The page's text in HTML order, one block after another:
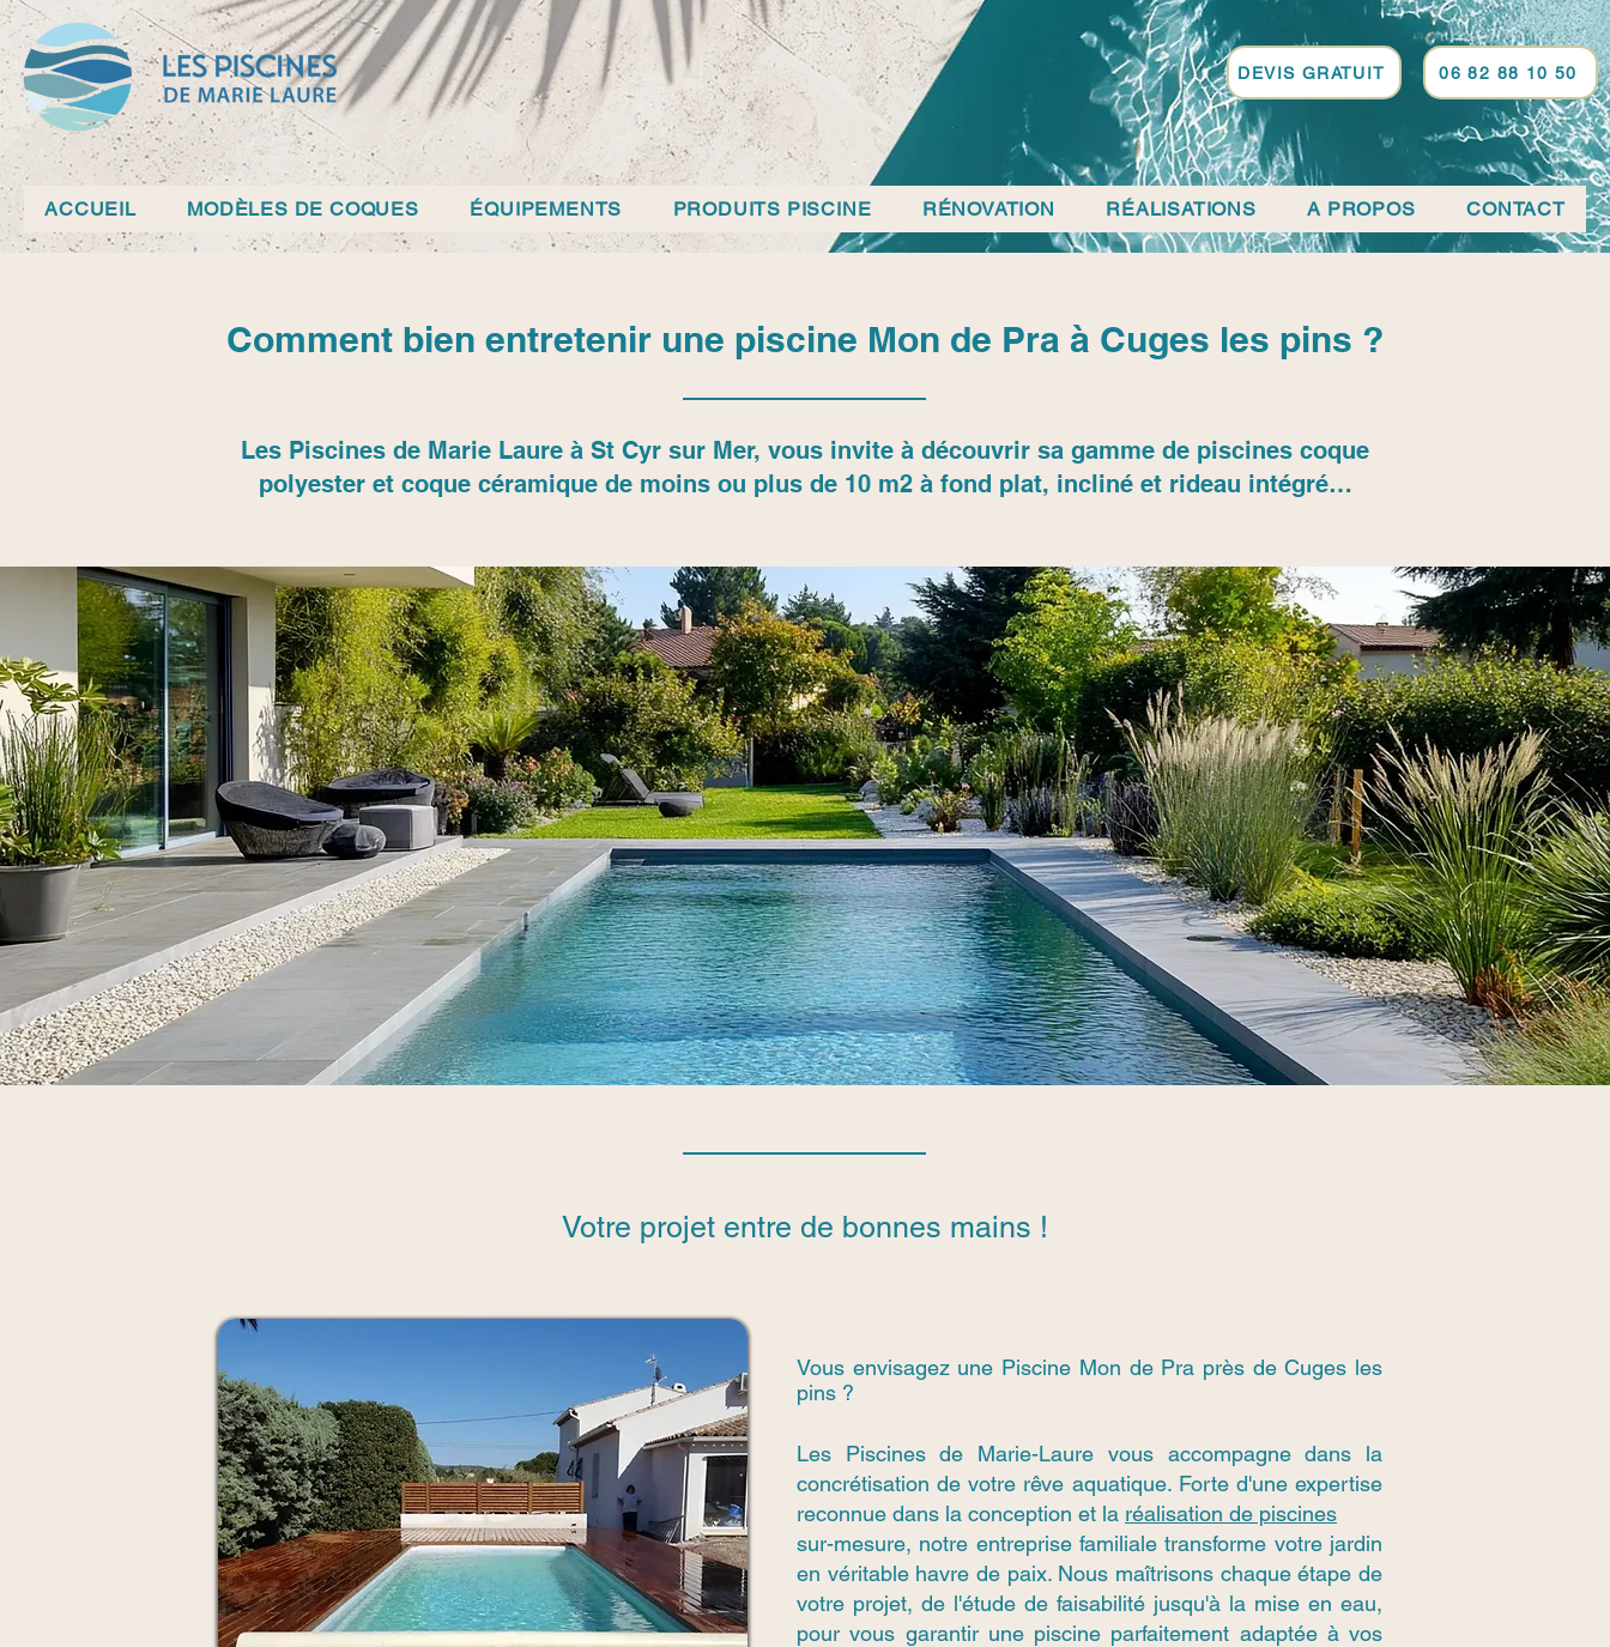
ACCUEIL MODÈLES DE COQUES ÉQUIPEMENTS PRODUITS PISCINE RÉNOVATION RÉALISATIONS A PROPOS CONTACT
DEVIS GRATUIT 06 82 88 10 50
Comment bien entretenir une piscine Mon de Pra à Cuges les pins ?
Les Piscines de Marie Laure à St Cyr sur Mer, vous invite à découvrir sa gamme de piscines coque
polyester et coque céramique de moins ou plus de 10 m2 à fond plat, incliné et rideau intégré…
Votre projet entre de bonnes mains !
Vous envisagez une Piscine Mon de Pra près de Cuges les
pins ?
Les Piscines de Marie-Laure vous accompagne dans la
concrétisation de votre rêve aquatique. Forte d'une expertise
reconnue dans la conception et la réalisation de piscines
sur-mesure, notre entreprise familiale transforme votre jardin
en véritable havre de paix. Nous maîtrisons chaque étape de
votre projet, de l'étude de faisabilité jusqu'à la mise en eau,
pour vous garantir une piscine parfaitement adaptée à vos